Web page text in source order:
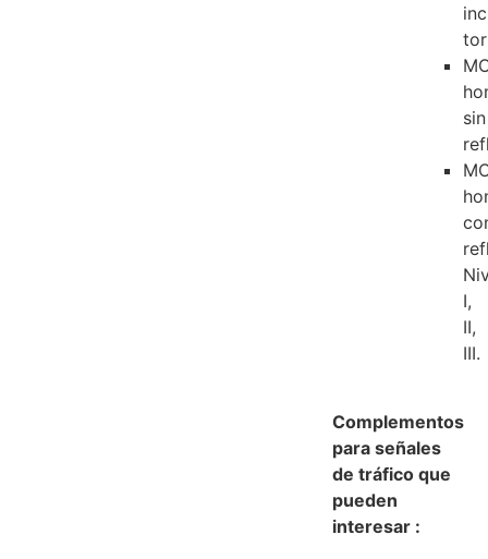
sin
I,
II,
III.
Complementos
para señales
de tráfico que
pueden
interesar :